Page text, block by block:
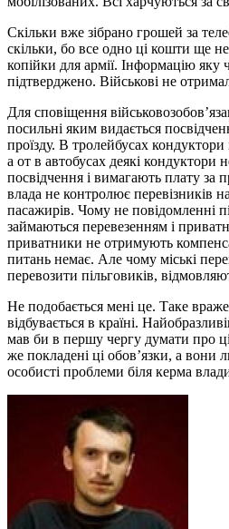
Скільки вже зібрано грошей за
скільки, бо все одно ці кошти ще
копійки для армії. Інформацію
підтверджено. Військові не
Для сповіщення
посильні яким видається
проїзду. В тролейбусах
а от в автобусах деякі кондуктори
посвідчення і вимагають плату за
влада не контролює перевізників
пасажирів. Чому не повідомленні
займаються перевезенням і
приватники не отримують
питань немає. Але чому міські
перевозити пільговиків,
Не подобається мені це. Таке
відбувається в країні.
мав би в першу чергу думати про
же покладені ці обов’язки, а вони
особисті проблеми біля керма